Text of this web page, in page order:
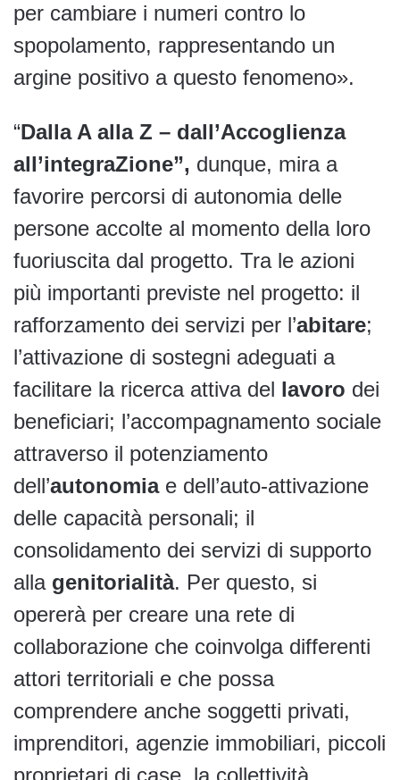
per cambiare i numeri contro lo
spopolamento, rappresentando un
argine positivo a questo fenomeno».
“Dalla A alla Z – dall’Accoglienza
all’integraZione”, dunque, mira a
favorire percorsi di autonomia delle
persone accolte al momento della loro
fuoriuscita dal progetto. Tra le azioni
più importanti previste nel progetto: il
rafforzamento dei servizi per l’abitare;
l’attivazione di sostegni adeguati a
facilitare la ricerca attiva del lavoro dei
beneficiari; l’accompagnamento sociale
attraverso il potenziamento
dell’autonomiae dell’auto-attivazione
delle capacità personali; il
consolidamento dei servizi di supporto
alla genitorialità. Per questo, si
opererà per creare una rete di
collaborazione che coinvolga differenti
attori territoriali e che possa
comprendere anche soggetti privati,
imprenditori, agenzie immobiliari, piccoli